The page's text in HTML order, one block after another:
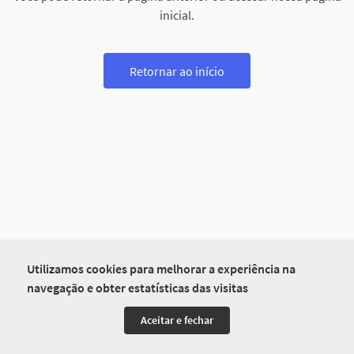
Utilizamos cookies para melhorar a experiência na
navegação e obter estatísticas das visitas
Aceitar e fechar
inicial.
Retornar ao início